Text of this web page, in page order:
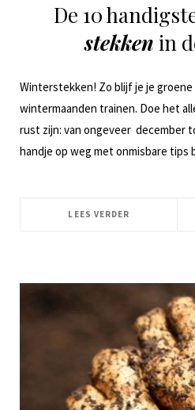
De 10
stekken in
Winterstekken! Zo blijf je je groene
wintermaanden trainen. Doe het
rust zijn: van ongeveer december
handje op weg met onmisbare tips
LEES VERDER